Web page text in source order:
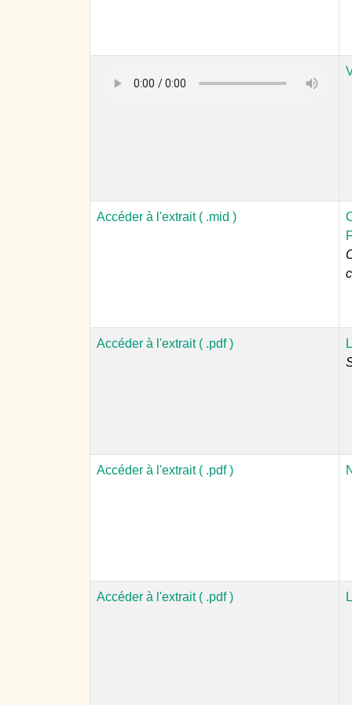
Accéder à l'extrait ( .mid )
Accéder à l'extrait ( .pdf )
Accéder à l'extrait ( .pdf )
Accéder à l'extrait ( .pdf )